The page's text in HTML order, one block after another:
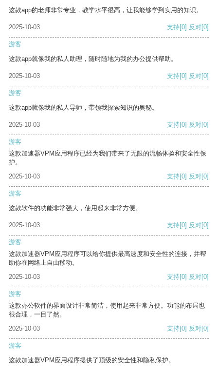
这款app的老师非常专业，教学水平很高，让我能够学到实用的知识。
2025-10-03 支持[0] 反对[0]
游客
这款app就像我的私人助理，随时随地为我的办公提供帮助。
2025-10-03 支持[0] 反对[0]
游客
这款app就像我的私人导师，带领我探索知识的奥秘。
2025-10-03 支持[0] 反对[0]
游客
这款加速器VPM应用程序已经为我们带来了无限的流畅体验和安全性保
护。
2025-10-03
支持[0] 反对[0]
游客
这款软件的功能非常强大，使用起来非常方便。
2025-10-03 支持[0] 反对[0]
游客
这款加速器VPM应用程序可以给你提供最高速度和安全性的连接，并帮
助你在网络上自由移动。
2025-10-03
支持[0] 反对[0]
游客
这款办公软件的界面设计非常简洁，使用起来非常方便。功能的布局也
很合理，一目了然。
2025-10-03
支持[0] 反对[0]
游客
这款加速器VPM应用程序提供了顶级的安全性和隐私保护。